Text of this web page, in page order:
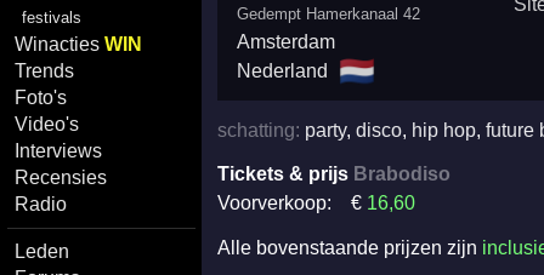
festivals
WinactiesWIN
Trends
Foto's
Video's
Interviews
Recensies
Radio
Leden
Gedempt Hamerkanaal 42
Amsterdam
Nederland
🇳🇱
schatting: party, disco, hip hop, future
Tickets & prijs Brabodiso
Voorverkoop:
€ 16,60
Alle bovenstaande prijzen zijn